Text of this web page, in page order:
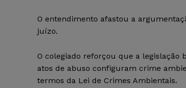
O entendimento afastou a
juízo.
O colegiado reforçou que a legislação
atos de abuso configuram crime
termos da Lei de Crimes Ambientais.